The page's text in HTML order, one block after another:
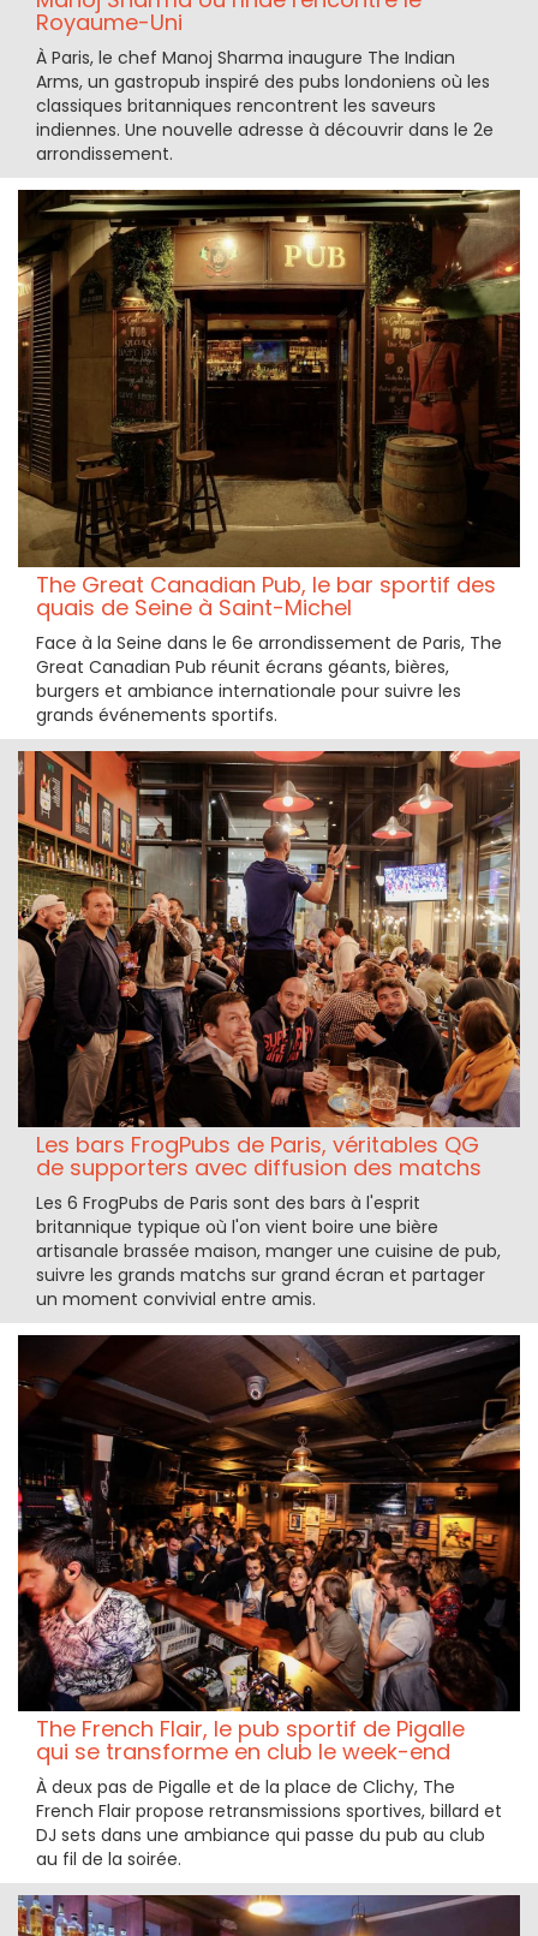
Royaume-Uni
À Paris, le chef Manoj Sharma inaugure The Indian
Arms, un gastropub inspiré des pubs londoniens où les
classiques britanniques rencontrent les saveurs
indiennes. Une nouvelle adresse à découvrir dans le 2e
arrondissement.
The Great Canadian Pub, le bar sportif des
quais de Seine à Saint-Michel
Face à la Seine dans le 6e arrondissement de Paris, The
Great Canadian Pub réunit écrans géants, bières,
burgers et ambiance internationale pour suivre les
grands événements sportifs.
Les bars FrogPubs de Paris, véritables QG
de supporters avec diffusion des matchs
Les 6 FrogPubs de Paris sont des bars à l'esprit
britannique typique où l'on vient boire une bière
artisanale brassée maison, manger une cuisine de pub,
suivre les grands matchs sur grand écran et partager
un moment convivial entre amis.
The French Flair, le pub sportif de Pigalle
qui se transforme en club le week-end
À deux pas de Pigalle et de la place de Clichy, The
French Flair propose retransmissions sportives, billard et
DJ sets dans une ambiance qui passe du pub au club
au fil de la soirée.